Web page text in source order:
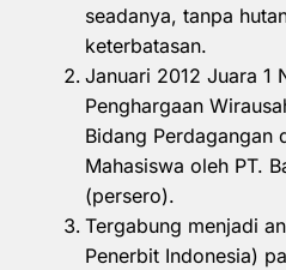
seadanya, tanpa
keterbatasan.
Januari 2012 Juara 1
Penghargaan
Bidang Perdagangan
Mahasiswa oleh PT.
(persero).
Tergabung menjadi
Penerbit Indonesia)